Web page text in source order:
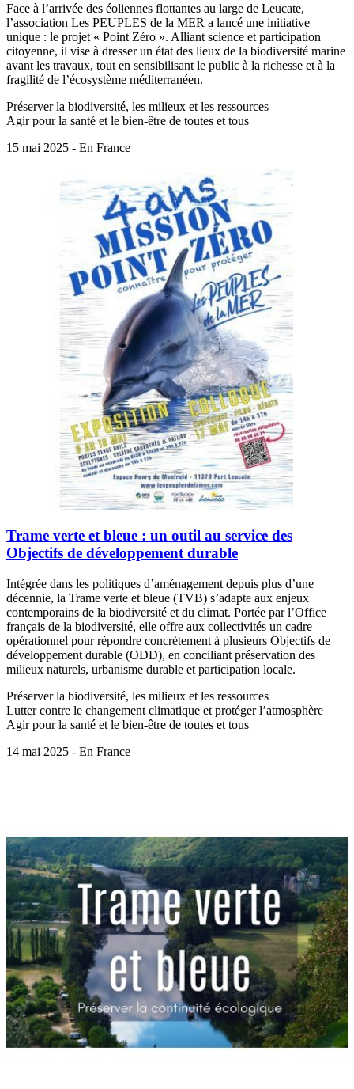
Face à l’arrivée des éoliennes flottantes au large de Leucate,
l’association Les PEUPLES de la MER a lancé une initiative
unique : le projet « Point Zéro ». Alliant science et participation
citoyenne, il vise à dresser un état des lieux de la biodiversité marine
avant les travaux, tout en sensibilisant le public à la richesse et à la
fragilité de l’écosystème méditerranéen.
Préserver la biodiversité, les milieux et les ressources
Agir pour la santé et le bien-être de toutes et tous
15 mai 2025 - En France
Trame verte et bleue : un outil au service des
Objectifs de développement durable
Intégrée dans les politiques d’aménagement depuis plus d’une
décennie, la Trame verte et bleue (TVB) s’adapte aux enjeux
contemporains de la biodiversité et du climat. Portée par l’Office
français de la biodiversité, elle offre aux collectivités un cadre
opérationnel pour répondre concrètement à plusieurs Objectifs de
développement durable (ODD), en conciliant préservation des
milieux naturels, urbanisme durable et participation locale.
Préserver la biodiversité, les milieux et les ressources
Lutter contre le changement climatique et protéger l’atmosphère
Agir pour la santé et le bien-être de toutes et tous
14 mai 2025 - En France